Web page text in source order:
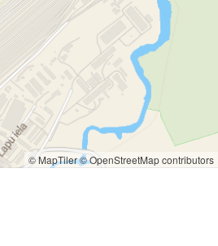
© MapTiler© OpenStreetMap contributors